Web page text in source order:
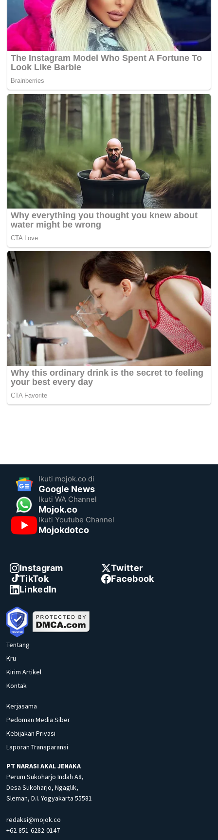
Ikuti mojok.co di
Google News
Ikuti WA Channel
Mojok.co
Ikuti Youtube Channel
Mojokdotco
Instagram
Twitter
TikTok
Facebook
LinkedIn
Tentang
Kru
Kirim Artikel
Kontak
Kerjasama
Pedoman Media Siber
Kebijakan Privasi
Laporan Transparansi
PT NARASI AKAL JENAKA
Perum Sukoharjo Indah A8,
Desa Sukoharjo, Ngaglik,
Sleman, D.I. Yogyakarta 55581
redaksi@mojok.co
+62-851-6282-0147